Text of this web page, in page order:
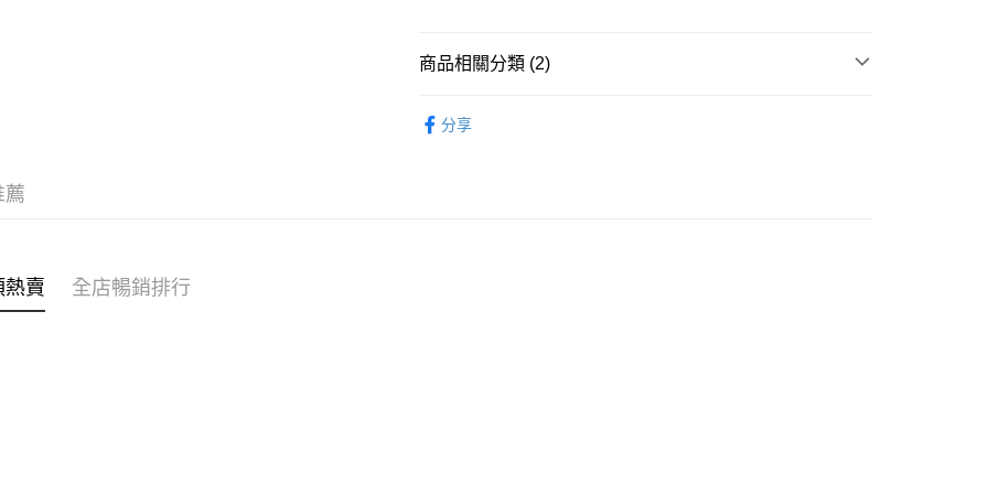
商品相關分類 (2)
分享
薦
賣 全店暢銷排行